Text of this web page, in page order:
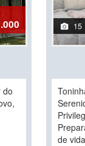
do
15
de